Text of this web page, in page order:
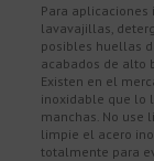
Para aplicaciones
lavavajillas,
posibles huellas
acabados de alto
Existen en el
inoxidable que lo
manchas. No use
limpie el acero
totalmente para